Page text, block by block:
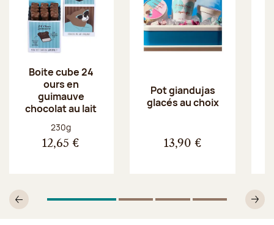
Boite cube 24
ours en
guimauve
chocolat au lait
Poids net :
230g
12,65 €
Pot giandujas
glacés au choix
13,90 €
Précédent
1Sur 4 2Sur 4
3Sur 4
4Sur 4